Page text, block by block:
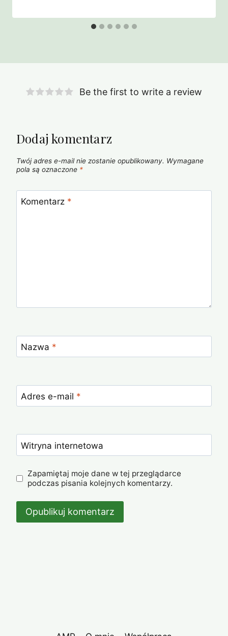
Be the first to write a review
Dodaj komentarz
Twój adres e-mail nie zostanie opublikowany. Wymagane
pola są oznaczone *
Komentarz *
Nazwa *
Adres e-mail *
Witryna internetowa
Zapamiętaj moje dane w tej przeglądarce
podczas pisania kolejnych komentarzy.